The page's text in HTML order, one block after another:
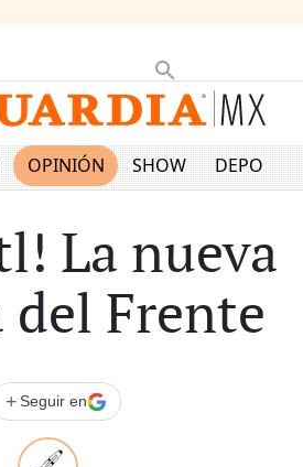
OPINIÓN SHOW DEPORTES
La nueva
del Frente
+ Seguir en